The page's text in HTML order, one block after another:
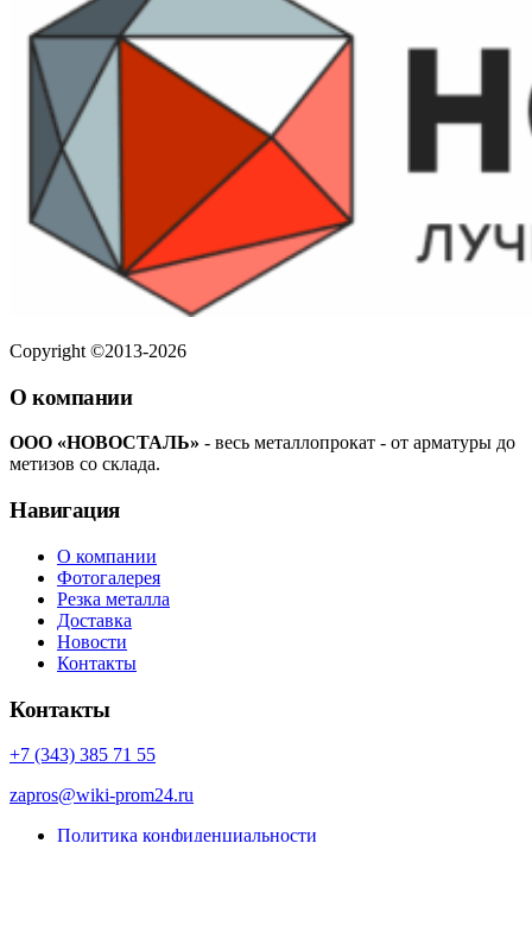
Copyright ©2013-2026
О компании
ООО «НОВОСТАЛЬ» - весь металлопрокат - от арматуры до
метизов со склада.
Навигация
О компании
Фотогалерея
Резка металла
Доставка
Новости
Контакты
Контакты
+7 (343) 385 71 55
zapros@wiki-prom24.ru
Политика конфиденциальности